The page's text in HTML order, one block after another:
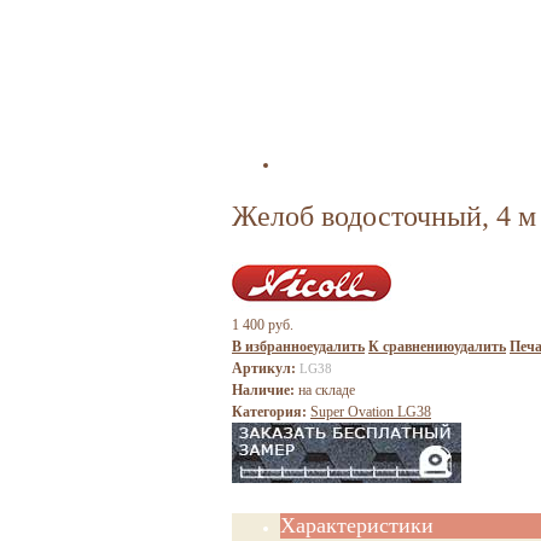
Желоб водосточный, 4 м
1 400 руб.
В избранноеудалить К сравнениюудалить
Артикул: LG38
Наличие: на складе
Категория: Super Ovation LG38
Характеристики